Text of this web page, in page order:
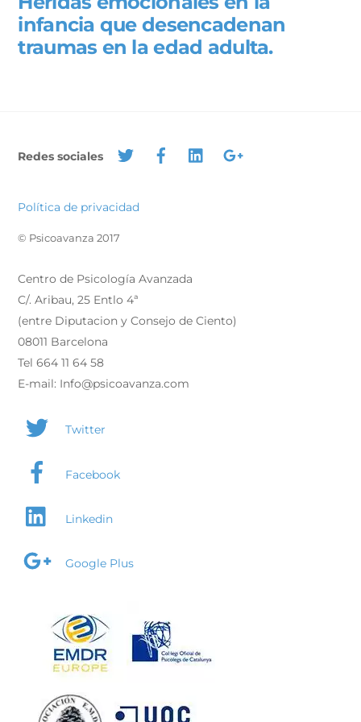
infancia que desencadenan
traumas en la edad adulta.
Redes sociales
Política de privacidad
© Psicoavanza 2017
Centro de Psicología Avanzada
C/. Aribau, 25 Entlo 4ª
(entre Diputacion y Consejo de Ciento)
08011 Barcelona
Tel 664 11 64 58
E-mail: Info@psicoavanza.com
Twitter
Facebook
Linkedin
Google Plus